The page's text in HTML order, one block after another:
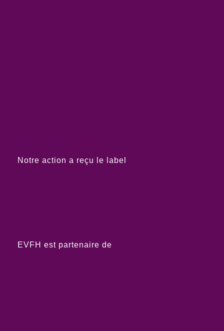
Notre action a reçu le label
EVFH est partenaire de